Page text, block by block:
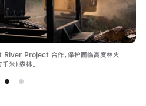
River Project 合作，保护面临高度林火
米）森林。